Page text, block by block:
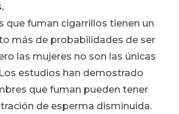
que fuman cigarrillos tienen un
más de probabilidades de ser
las mujeres no son las únicas
estudios han demostrado
que fuman pueden tener
de esperma disminuida.